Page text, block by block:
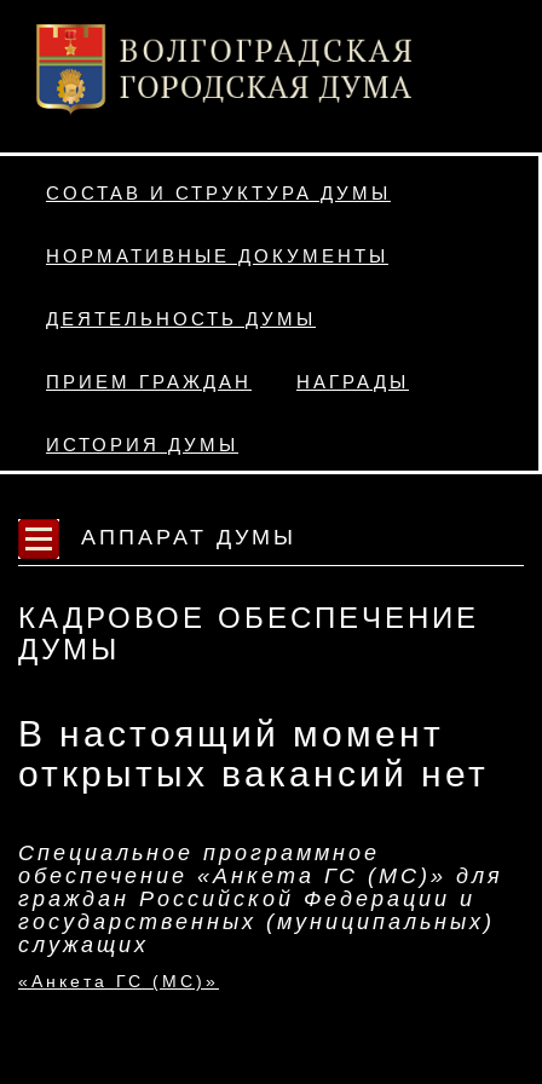
СОСТАВ И СТРУКТУРА ДУМЫ
НОРМАТИВНЫЕ ДОКУМЕНТЫ
ДЕЯТЕЛЬНОСТЬ ДУМЫ
ПРИЕМ ГРАЖДАН НАГРАДЫ
ИСТОРИЯ ДУМЫ
АППАРАТ ДУМЫ
КАДРОВОЕ ОБЕСПЕЧЕНИЕ
ДУМЫ
В настоящий момент
открытых вакансий нет
Специальное программное
обеспечение «Анкета ГС (МС)» для
граждан Российской Федерации и
государственных (муниципальных)
служащих
«Анкета ГС (МС)»